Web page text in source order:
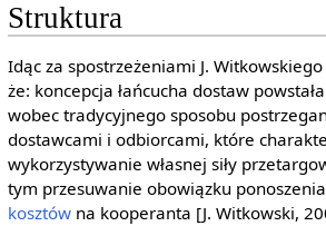
Struktura
Idąc za spostrzeżeniami J.
że: koncepcja łańcucha dostaw
wobec tradycyjnego sposobu
dostawcami i odbiorcami, które
wykorzystywanie własnej siły
tym przesuwanie obowiązku
kosztówna kooperanta [J. Witkowski,